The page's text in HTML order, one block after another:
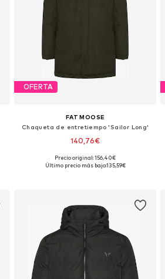
OFERTA
FAT MOOSE
Chaqueta de entretiempo 'Sailor Long'
140,76€
Tallas disponibles: S, M, L, XL, XXL, XXXL
Precio original: 156,40€
Último precio más bajo:135,59€